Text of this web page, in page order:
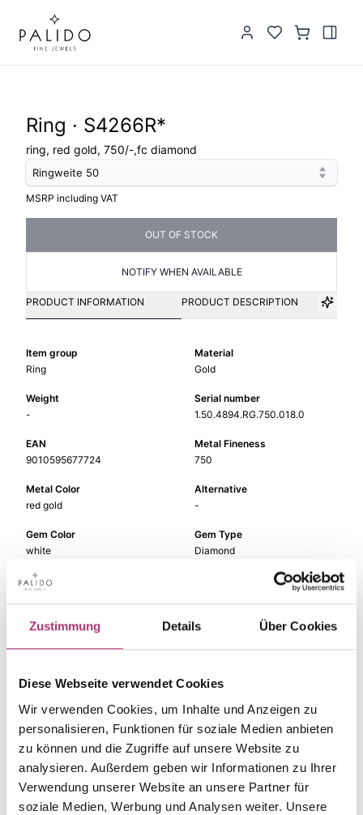
Zustimmung Details Über Cookies
Diese Webseite verwendet Cookies
Wir verwenden Cookies, um Inhalte und Anzeigen zu
personalisieren, Funktionen für soziale Medien anbieten
zu können und die Zugriffe auf unsere Website zu
analysieren. Außerdem geben wir Informationen zu Ihrer
Verwendung unserer Website an unsere Partner für
soziale Medien, Werbung und Analysen weiter. Unsere
Ring · S4266R*
ring, red gold, 750/-,fc diamond
Ringweite 50
MSRP including VAT
OUT OF STOCK
NOTIFY WHEN AVAILABLE
PRODUCT INFORMATION PRODUCT DESCRIPTION
Item group
Ring
Material
Gold
Weight
-
Serial number
1.50.4894.RG.750.018.0
EAN
9010595677724
Metal Fineness
750
Metal Color
red gold
Alternative
-
Gem Color
white
Gem Type
Diamond
Gem
The matching pieces
from this collection.